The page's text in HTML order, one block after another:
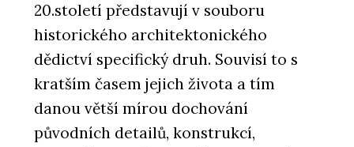
20.století představují v souboru
historického architektonického
dědictví specifický druh. Souvisí to s
kratším časem jejich života a tím
danou větší mírou dochování
původních detailů, konstrukcí,